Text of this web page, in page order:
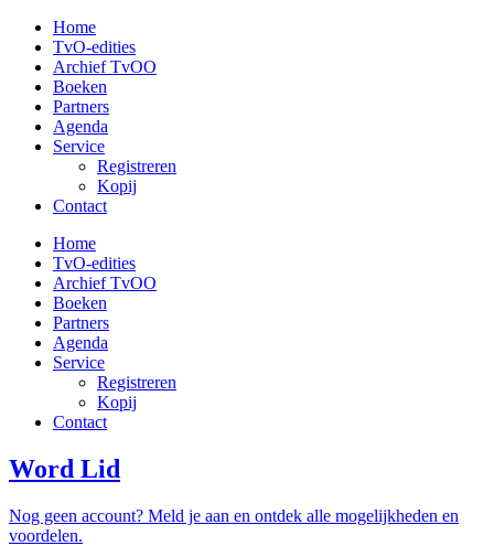
naar
inhoud
Home
TvO-edities
Archief TvOO
Boeken
Partners
Agenda
Service
Registreren
Kopij
Contact
Home
TvO-edities
Archief TvOO
Boeken
Partners
Agenda
Service
Registreren
Kopij
Contact
Word Lid
Nog geen account? Meld je aan en ontdek alle mogelijkheden en
voordelen.